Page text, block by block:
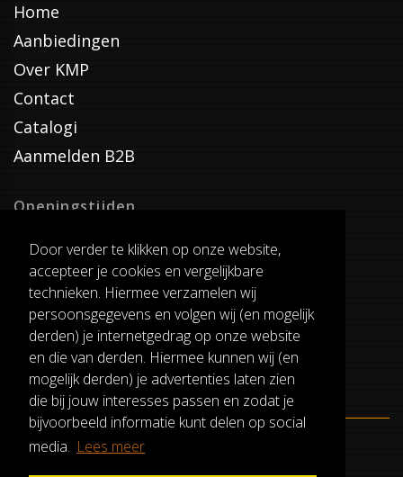
Door verder te klikken op onze website,
accepteer je cookies en vergelijkbare
technieken. Hiermee verzamelen wij
persoonsgegevens en volgen wij (en mogelijk
derden) je internetgedrag op onze website
en die van derden. Hiermee kunnen wij (en
mogelijk derden) je advertenties laten zien
die bij jouw interesses passen en zodat je
bijvoorbeeld informatie kunt delen op social
media. Lees meer
Home
Aanbiedingen
Over KMP
Contact
Catalogi
Aanmelden B2B
Openingstijden
Dinsdag T/M Zaterdag
van 8:00-17:00
Verzenddagen
Dinsdag T/M Vrijdag
Pauze
12:30-13:00